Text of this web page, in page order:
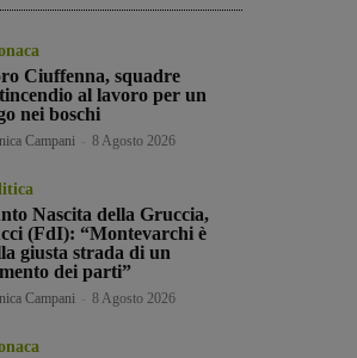
Ciuffenna, squadre
al lavoro per un
nei boschi
Campani 8 Agosto 2026
Nascita della Gruccia,
(FdI): “Montevarchi è
giusta strada di un
dei parti”
Campani 8 Agosto 2026